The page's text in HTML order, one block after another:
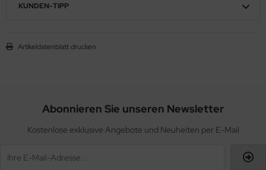
KUNDEN-TIPP
Artikeldatenblatt drucken
Abonnieren Sie unseren Newsletter
Kostenlose exklusive Angebote und Neuheiten per E-Mail